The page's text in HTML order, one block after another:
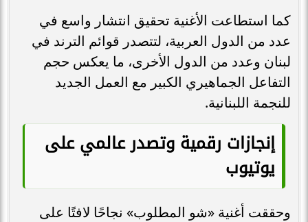
كما استطاعت الأغنية تحقيق انتشار واسع في
عدد من الدول العربية، لتتصدر قوائم الترند في
لبنان وعدد من الدول الأخرى، ما يعكس حجم
التفاعل الجماهيري الكبير مع العمل الجديد
للنجمة اللبنانية.
إنجازات رقمية وتصدر عالمي على
يوتيوب
وحققت أغنية «شو المطلوب» نجاحًا لافتًا على